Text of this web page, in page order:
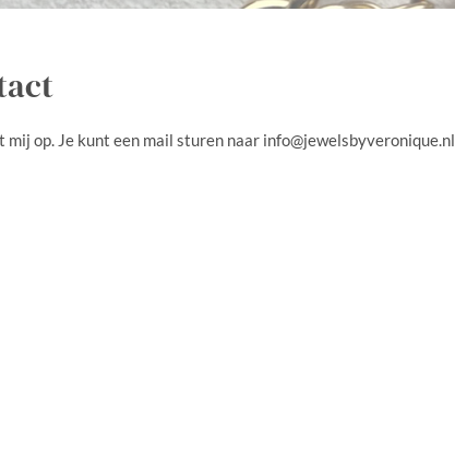
op. Je kunt een mail sturen naar info@jewelsbyveronique.nl